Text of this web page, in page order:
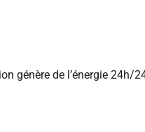
génère de l’énergie 24h/